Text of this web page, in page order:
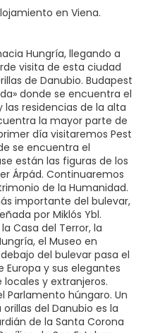
en Viena.
Hungría, llegando a
visita de esta ciudad
de Danubio. Budapest
donde se encuentra el
residencias de la alta
la mayor parte de
día visitaremos Pest
se encuentra el
están las figuras de los
Árpád. Continuaremos
de la Humanidad.
importante del bulevar,
por Miklós Ybl.
Casa del Terror, la
el Museo en
del bulevar pasa el
y sus elegantes
y extranjeros.
Parlamento húngaro. Un
del Danubio es la
de la Santa Corona